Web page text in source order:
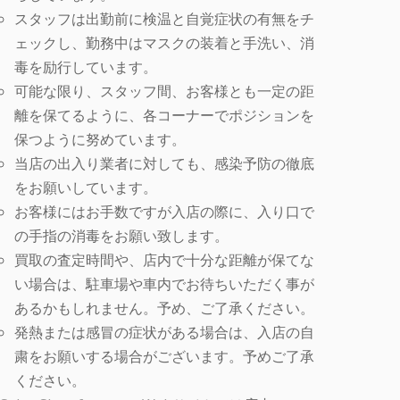
スタッフは出勤前に検温と自覚症状の有無をチ
ェックし、勤務中はマスクの装着と手洗い、消
毒を励行しています。
可能な限り、スタッフ間、お客様とも一定の距
離を保てるように、各コーナーでポジションを
保つように努めています。
当店の出入り業者に対しても、感染予防の徹底
をお願いしています。
お客様にはお手数ですが入店の際に、入り口で
の手指の消毒をお願い致します。
買取の査定時間や、店内で十分な距離が保てな
い場合は、駐車場や車内でお待ちいただく事が
あるかもしれません。予め、ご了承ください。
発熱または感冒の症状がある場合は、入店の自
粛をお願いする場合がございます。予めご了承
ください。